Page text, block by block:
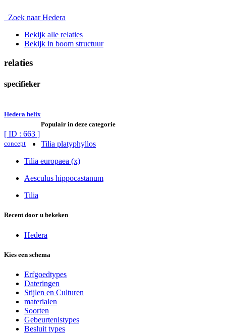
Zoek naar Hedera
Bekijk alle relaties
Bekijk in boom structuur
relaties
specifieker
Hedera helix
[ ID : 663 ]
concept
Populair in deze categorie
Tilia platyphyllos
Tilia europaea (x)
Aesculus hippocastanum
Tilia
Recent door u bekeken
Hedera
Kies een schema
Erfgoedtypes
Dateringen
Stijlen en Culturen
materialen
Soorten
Gebeurtenistypes
Besluit types